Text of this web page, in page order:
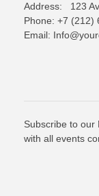
Address: 123
Phone: +7 (212)
Email:
Subscribe to our
with all events